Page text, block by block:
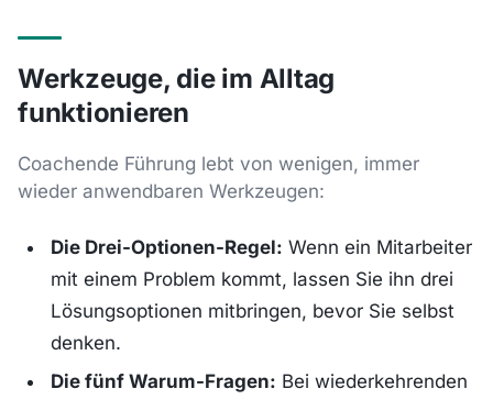
Werkzeuge, die im Alltag
funktionieren
Coachende Führung lebt von wenigen, immer
wieder anwendbaren Werkzeugen:
Die Drei-Optionen-Regel: Wenn ein Mitarbeiter
mit einem Problem kommt, lassen Sie ihn drei
Lösungsoptionen mitbringen, bevor Sie selbst
denken.
Die fünf Warum-Fragen: Bei wiederkehrenden